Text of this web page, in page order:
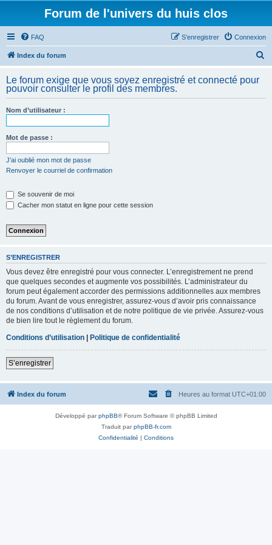
Forum de l'univers du huis clos
FAQ Connexion
S’enregistrer
Index du forum
h
Le forum exige que vous soyez enregistré et connecté pour
pouvoir consulter le profil des membres.
Nom d’utilisateur :
Mot de passe :
J’ai oublié mon mot de passe
Renvoyer le courriel de confirmation
Se souvenir de moi
Cacher mon statut en ligne pour cette session
S’ENREGISTRER
Vous devez être enregistré pour vous connecter. L’enregistrement ne prend
que quelques secondes et augmente vos possibilités. L’administrateur du
forum peut également accorder des permissions additionnelles aux membres
du forum. Avant de vous enregistrer, assurez-vous d’avoir pris connaissance
de nos conditions d’utilisation et de notre politique de vie privée. Assurez-vous
de bien lire tout le règlement du forum.
Conditions d’utilisation | Politique de confidentialité
S’enregistrer
Index du forum Heures au format UTC+01:00
Développé parphpBB® Forum Software © phpBB Limited
Traduit parphpBB-fr.com
Confidentialité | Conditions